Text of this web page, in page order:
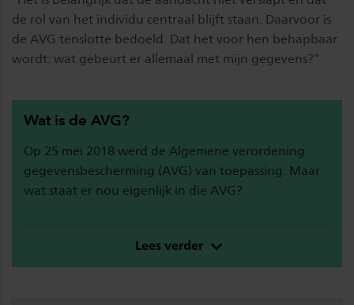
de rol van het individu centraal blijft staan. Daarvoor is
de AVG tenslotte bedoeld. Dat het voor hen behapbaar
wordt: wat gebeurt er allemaal met mijn gegevens?”
Wat is de AVG?
Op 25 mei 2018 werd de Algemene verordening
gegevensbescherming (AVG) van toepassing. Maar
wat staat er nou eigenlijk in die AVG?
Lees verder